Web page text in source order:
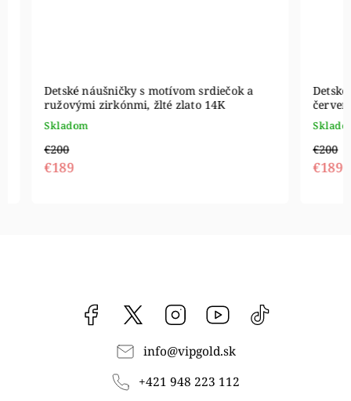
Detské náušničky s motívom srdiečok a
ružovými zirkónmi, žlté zlato 14K
Skladom
€200
€189
Detské
Skladom
€200
€189
Facebook vipgoldsk Instagram YouTube
info@vipgold.sk
+421 948 223 112